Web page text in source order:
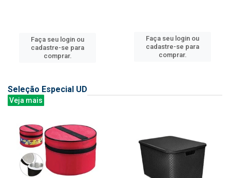
Faça seu login ou
cadastre-se para
comprar.
Faça seu login ou
cadastre-se para
comprar.
Seleção Especial UD
Veja mais